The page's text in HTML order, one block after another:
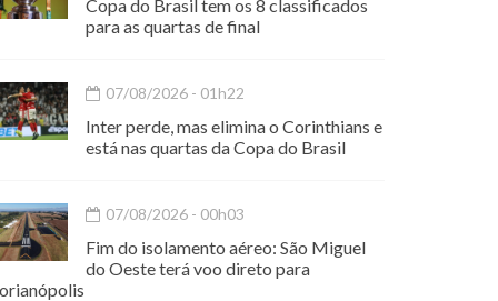
Copa do Brasil tem os 8 classificados
para as quartas de final
07/08/2026 - 01h22
Inter perde, mas elimina o Corinthians e
está nas quartas da Copa do Brasil
07/08/2026 - 00h03
Fim do isolamento aéreo: São Miguel
do Oeste terá voo direto para